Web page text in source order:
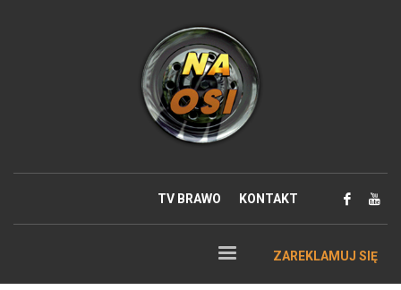
TV BRAWO KONTAKT
ZAREKLAMUJ SIĘ